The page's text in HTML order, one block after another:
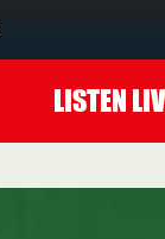
LISTEN